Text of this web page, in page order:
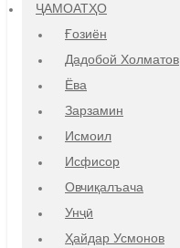
ҶАМОАТҲО
Ғозиён
Дадобой Холматов
Ёва
Зарзамин
Исмоил
Исфисор
Овчиқалъача
Унҷӣ
Ҳайдар Усмонов